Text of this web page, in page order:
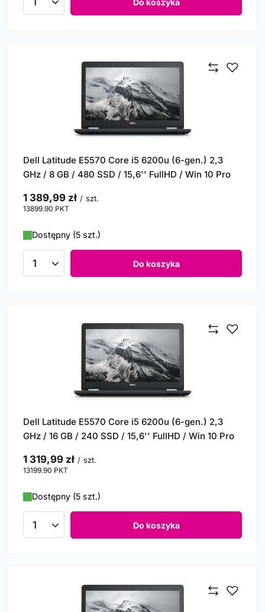
Ilość produktów
Dell Latitude E5570 Core i5 6200u (6-gen.) 2,3
GHz / 8 GB / 480 SSD / 15,6'' FullHD / Win 10 Pro
1 389,99 zł / szt.
13899.90 PKT
Dostępny (5 szt.)
Ilość produktów Do koszyka
Dell Latitude E5570 Core i5 6200u (6-gen.) 2,3
GHz / 16 GB / 240 SSD / 15,6'' FullHD / Win 10 Pro
1 319,99 zł / szt.
13199.90 PKT
Dostępny (5 szt.)
Ilość produktów Do koszyka